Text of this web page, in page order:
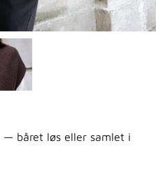
— båret løs eller samlet i